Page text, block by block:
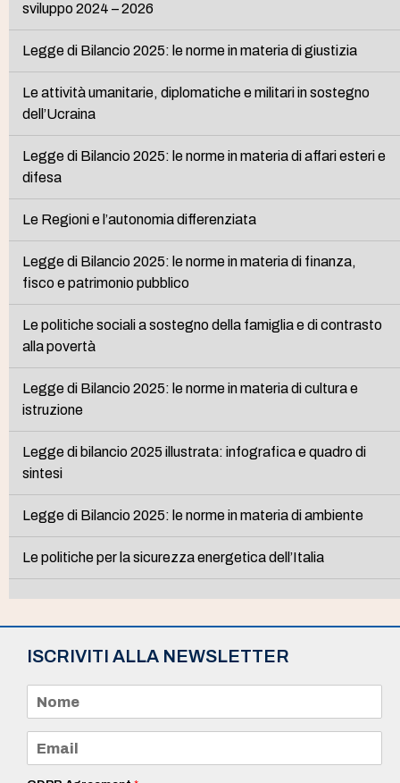
sviluppo 2024 – 2026
Legge di Bilancio 2025: le norme in materia di giustizia
Le attività umanitarie, diplomatiche e militari in sostegno
dell’Ucraina
Legge di Bilancio 2025: le norme in materia di affari esteri e
difesa
Le Regioni e l’autonomia differenziata
Legge di Bilancio 2025: le norme in materia di finanza,
fisco e patrimonio pubblico
Le politiche sociali a sostegno della famiglia e di contrasto
alla povertà
Legge di Bilancio 2025: le norme in materia di cultura e
istruzione
Legge di bilancio 2025 illustrata: infografica e quadro di
sintesi
Legge di Bilancio 2025: le norme in materia di ambiente
Le politiche per la sicurezza energetica dell’Italia
ISCRIVITI ALLA NEWSLETTER
m
e
a